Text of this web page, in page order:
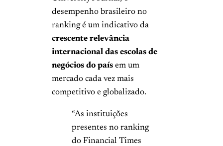
desempenho brasileiro no
ranking é um indicativo da
crescente relevância
internacional das escolas de
negócios do país em um
mercado cada vez mais
competitivo e globalizado.
“As instituições
presentes no ranking
do Financial Times